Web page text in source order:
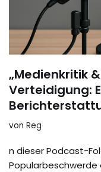
„Medienkritik
Verteidigung:
von Reg
n dieser Podcast-
Popularbeschwerde